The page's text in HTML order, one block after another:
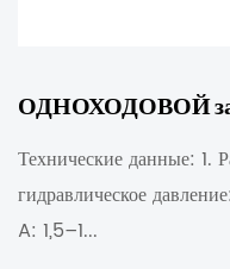
ОДНОХОДОВОЙ
Технические данные: 1. Рабочее давление: 3,0 МПа,
гидравлическое
A: 1,5–1...